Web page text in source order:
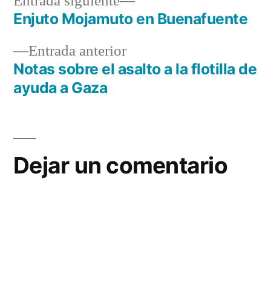
Navegación
de
entradas
Entrada anteriorEntrada
anterior:
Notas sobre el asalto a la flotilla de
ayuda a Gaza
siguiente:
Enjuto Mojamuto en Buenafuente
Dejar un comentario